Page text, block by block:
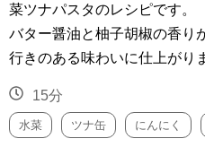
菜ツナパスタのレシピです。
バター醤油と柚子胡椒の香り
行きのある味わいに仕上がり
15分
水菜 ツナ缶 にんにく